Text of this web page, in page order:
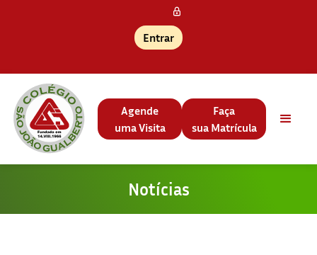
Entrar
Agende
uma Visita
Faça
sua Matrícula
Notícias